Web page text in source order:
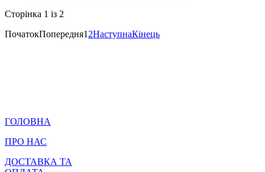
Сторінка 1 із 2
ПочатокПопередня1 2НаступнаКінець
ГОЛОВНА
ПРО НАС
ДОСТАВКА ТА